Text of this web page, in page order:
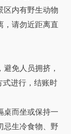
区内有野生动物
，请勿近距离直
免人员拥挤，
式进行，结账时
而坐或保持一
忌生冷食物、野